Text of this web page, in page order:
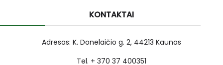
KONTAKTAI
Adresas: K. Donelaičio g. 2, 44213 Kaunas
Tel. + 370 37 400351